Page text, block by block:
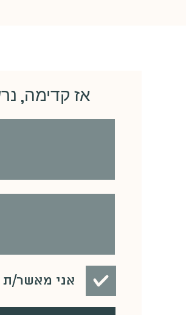
אז קדימה,
אני מאשר/ת